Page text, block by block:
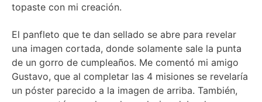
topaste con mi creación.
El panfleto que te dan sellado se abre para revelar
una imagen cortada, donde solamente sale la punta
de un gorro de cumpleaños. Me comentó mi amigo
Gustavo, que al completar las 4 misiones se revelaría
un póster parecido a la imagen de arriba. También,